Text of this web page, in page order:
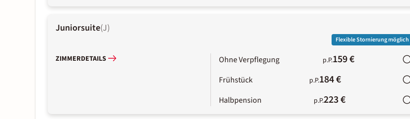
Juniorsuite(J)
Flexible Stornierung möglich
ZIMMERDETAILS Ohne Verpflegung p.P.159 €
Frühstück p.P.184 €
Halbpension p.P.223 €